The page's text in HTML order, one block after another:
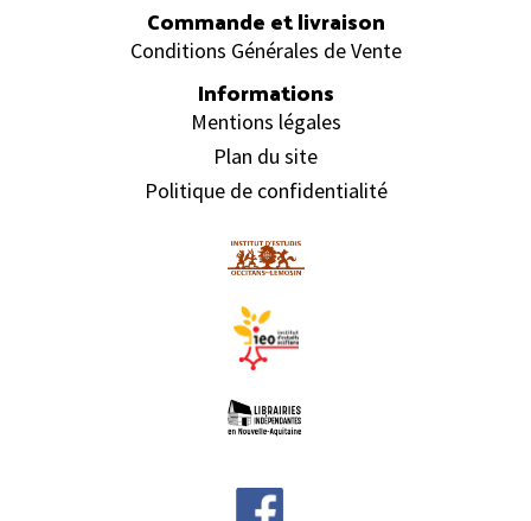
Commande et livraison
Conditions Générales de Vente
Informations
Mentions légales
Plan du site
Politique de confidentialité